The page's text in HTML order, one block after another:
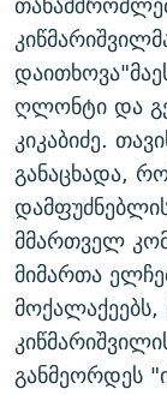
ᲨᲘᲜ - ᲣᲪᲮᲝᲔᲗᲨᲘ
ᲐᲛᲔᲠᲘᲙᲣᲚᲘ
ᲘᲛᲞᲔᲠᲘᲐ ᲓᲐ
11 ᲬᲔᲚᲘ - 11
ᲑᲐᲕᲨᲕᲔᲑᲘ
5 ᲐᲛᲑᲐᲕᲘ - 20
ᲐᲒᲕᲘᲡᲢᲝᲡ ᲝᲛᲘ
ПРИВЕТ
რთე/რთ-ის
ღლონტი და
კიკაბიძე.
განაცხადა,
მმართველ
მიმართა
განმეორდეს